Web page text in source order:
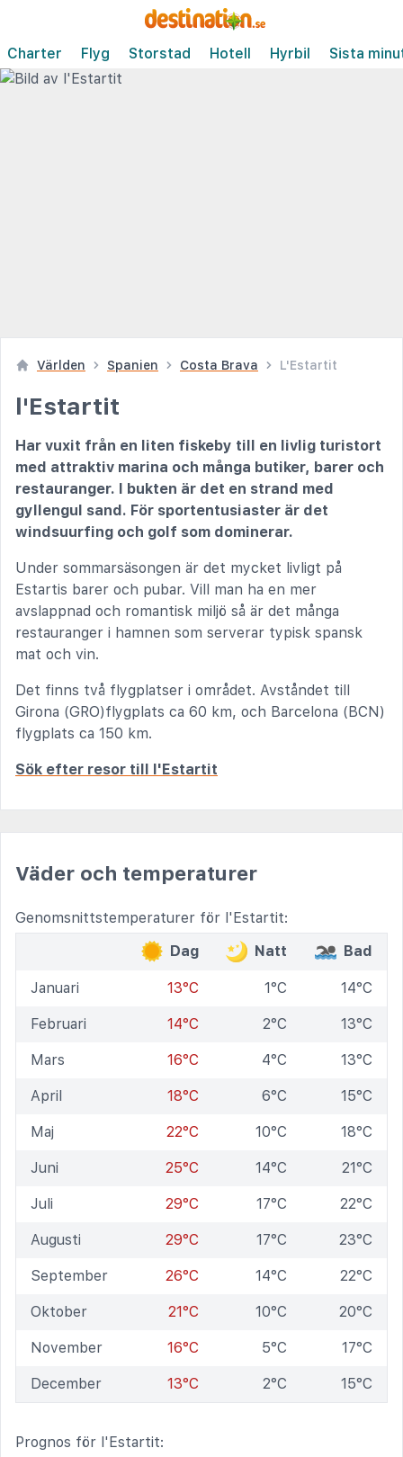
Charter Flyg Storstad Hotell Hyrbil Sista
Världen Spanien Costa Brava L'Estartit
l'Estartit
Har vuxit från en liten fiskeby till en livlig turistort
med attraktiv marina och många butiker, barer och
restauranger. I bukten är det en strand med
gyllengul sand. För sportentusiaster är det
windsuurfing och golf som dominerar.
Under sommarsäsongen är det mycket livligt på
Estartis barer och pubar. Vill man ha en mer
avslappnad och romantisk miljö så är det många
restauranger i hamnen som serverar typisk spansk
mat och vin.
Det finns två flygplatser i området. Avståndet till
Girona (GRO)flygplats ca 60 km, och Barcelona (BCN)
flygplats ca 150 km.
Sök efter resor till l'Estartit
Väder och temperaturer
Genomsnittstemperaturer för l'Estartit:
Dag
Natt Bad
Januari 13°C 1°C 14°C
Februari 14°C 2°C 13°C
Mars 16°C 4°C 13°C
April 18°C 6°C 15°C
Maj 22°C 10°C 18°C
Juni 25°C 14°C 21°C
Juli 29°C 17°C 22°C
Augusti 29°C 17°C 23°C
September 26°C 14°C 22°C
Oktober 21°C 10°C 20°C
November 16°C 5°C 17°C
December 13°C 2°C 15°C
Prognos för l'Estartit: